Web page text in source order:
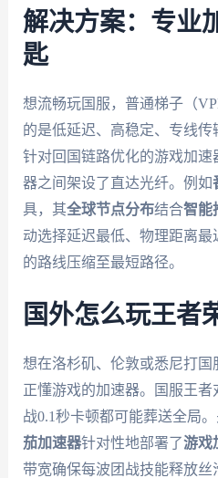
解决方案：专业
匙
想流畅玩国服，普通梯子（
的是低延迟、高稳定、专线传
针对回国链路优化的游戏加
器之间架设了直达光纤。例如
具，其全球节点分布结合智能
动选择延迟最低、物理距离
的路线压缩至最短路径。
国外怎么玩王者
想在洛杉矶、伦敦或悉尼打
正懂游戏的加速器。国服王者
战0.1秒卡顿都可能葬送全局
茄加速器针对性地部署了游戏
带宽确保每波团战技能释放丝